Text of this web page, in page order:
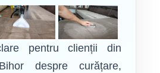
pentru clienții din
despre curățare,